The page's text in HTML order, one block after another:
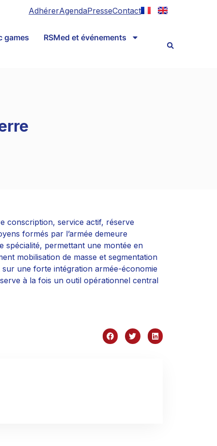
AdhérerAgendaPresseContact
games RSMed et événements
conscription, service actif, réserve
formés par l’armée demeure
spécialité, permettant une montée en
mobilisation de masse et segmentation
une forte intégration armée-économie
à la fois un outil opérationnel central